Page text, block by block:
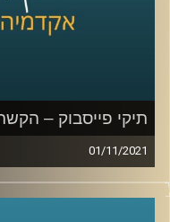
לשיחה על למידה בימי
קרדיט תמונות:
תיקי פייסבוק –
01/11/2021
פיסבוק העדיפה למקסם